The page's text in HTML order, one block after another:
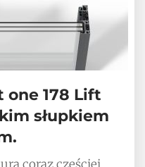
one 178 Lift
słupkiem